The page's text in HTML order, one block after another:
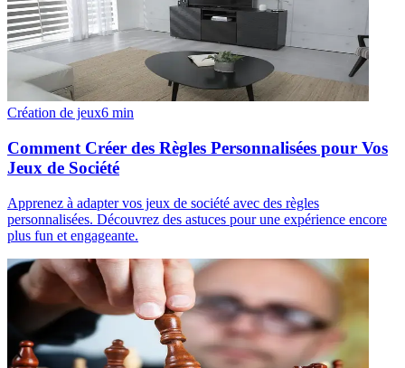
Création de jeux6 min
Comment Créer des Règles Personnalisées pour Vos
Jeux de Société
Apprenez à adapter vos jeux de société avec des règles
personnalisées. Découvrez des astuces pour une expérience encore
plus fun et engageante.